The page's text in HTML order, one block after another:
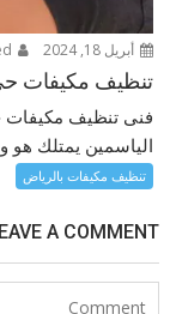
أبريل 18, 2024
تنظيف مكيفات حى
فنى تنظيف
الياسمين يمتلك هو
تنظيف مكيفات بالرياض
A COMMENT